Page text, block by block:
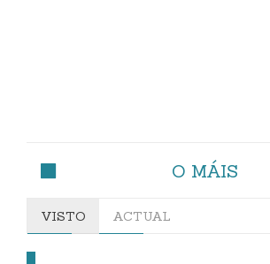
O MÁIS
VISTO ACTUAL